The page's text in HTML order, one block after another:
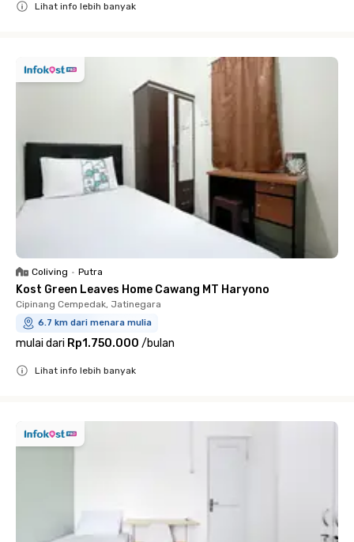
Lihat info lebih banyak
Coliving • Putra
Kost Green Leaves Home Cawang MT Haryono
Cipinang Cempedak, Jatinegara
6.7 km dari menara mulia
mulai dari Rp1.750.000 /bulan
Lihat info lebih banyak